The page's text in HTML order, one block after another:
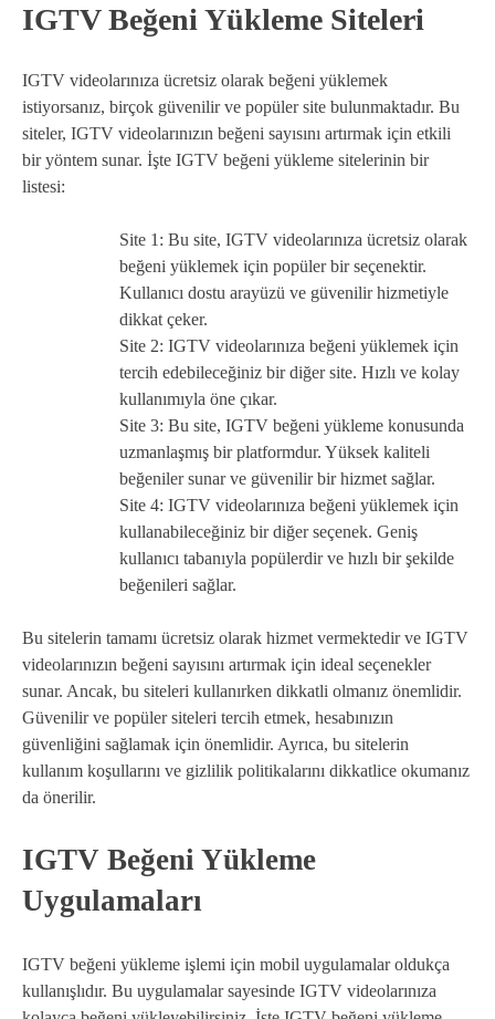
IGTV Beğeni Yükleme Siteleri
IGTV videolarınıza ücretsiz olarak beğeni yüklemek
istiyorsanız, birçok güvenilir ve popüler site bulunmaktadır. Bu
siteler, IGTV videolarınızın beğeni sayısını artırmak için etkili
bir yöntem sunar. İşte IGTV beğeni yükleme sitelerinin bir
listesi:
Site 1: Bu site, IGTV videolarınıza ücretsiz olarak
beğeni yüklemek için popüler bir seçenektir.
Kullanıcı dostu arayüzü ve güvenilir hizmetiyle
dikkat çeker.
Site 2: IGTV videolarınıza beğeni yüklemek için
tercih edebileceğiniz bir diğer site. Hızlı ve kolay
kullanımıyla öne çıkar.
Site 3: Bu site, IGTV beğeni yükleme konusunda
uzmanlaşmış bir platformdur. Yüksek kaliteli
beğeniler sunar ve güvenilir bir hizmet sağlar.
Site 4: IGTV videolarınıza beğeni yüklemek için
kullanabileceğiniz bir diğer seçenek. Geniş
kullanıcı tabanıyla popülerdir ve hızlı bir şekilde
beğenileri sağlar.
Bu sitelerin tamamı ücretsiz olarak hizmet vermektedir ve IGTV
videolarınızın beğeni sayısını artırmak için ideal seçenekler
sunar. Ancak, bu siteleri kullanırken dikkatli olmanız önemlidir.
Güvenilir ve popüler siteleri tercih etmek, hesabınızın
güvenliğini sağlamak için önemlidir. Ayrıca, bu sitelerin
kullanım koşullarını ve gizlilik politikalarını dikkatlice okumanız
da önerilir.
IGTV Beğeni Yükleme
Uygulamaları
IGTV beğeni yükleme işlemi için mobil uygulamalar oldukça
kullanışlıdır. Bu uygulamalar sayesinde IGTV videolarınıza